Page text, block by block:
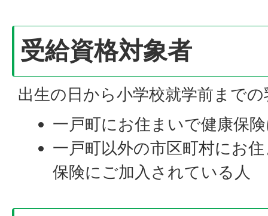
受給資格対象者
出生の日から小学校就学前までの
一戸町にお住まいで健康保
一戸町以外の市区町村にお
保険にご加入されている人